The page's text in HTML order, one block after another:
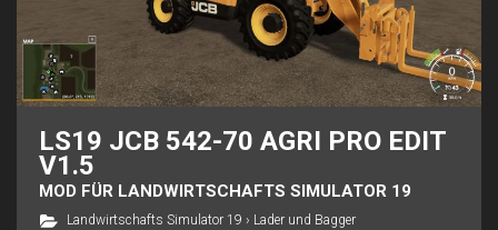
LS19 JCB 542-70 AGRI PRO EDIT
V1.5
MOD FÜR LANDWIRTSCHAFTS SIMULATOR 19
Landwirtschafts Simulator 19 › Lader und Bagger